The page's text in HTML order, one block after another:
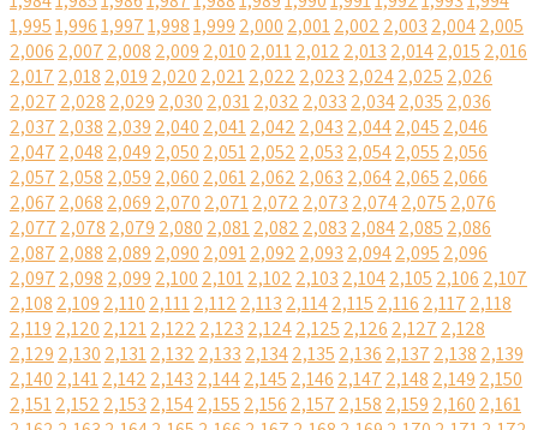
1,9951,9961,9971,9981,999 2,000 2,0012,002 2,003 2,0042,005
2,006 2,007 2,008 2,009 2,010 2,0112,012 2,013 2,0142,015 2,016
2,017 2,018 2,019 2,020 2,0212,022 2,023 2,0242,025 2,026
2,027 2,028 2,029 2,030 2,0312,032 2,033 2,0342,035 2,036
2,037 2,038 2,039 2,040 2,0412,042 2,043 2,0442,045 2,046
2,047 2,048 2,049 2,050 2,0512,052 2,053 2,0542,055 2,056
2,057 2,058 2,059 2,060 2,0612,062 2,063 2,0642,065 2,066
2,067 2,068 2,069 2,070 2,0712,072 2,073 2,0742,075 2,076
2,077 2,078 2,079 2,080 2,0812,082 2,083 2,0842,085 2,086
2,087 2,088 2,089 2,090 2,0912,092 2,093 2,0942,095 2,096
2,097 2,098 2,099 2,100 2,1012,102 2,103 2,1042,105 2,106 2,107
2,108 2,109 2,110 2,1112,112 2,113 2,1142,115 2,116 2,117 2,118
2,119 2,120 2,1212,122 2,123 2,1242,125 2,126 2,127 2,128
2,129 2,130 2,1312,132 2,133 2,1342,135 2,136 2,137 2,138 2,139
2,140 2,1412,142 2,143 2,1442,145 2,146 2,147 2,148 2,149 2,150
2,1512,152 2,153 2,1542,155 2,156 2,157 2,158 2,159 2,160 2,161